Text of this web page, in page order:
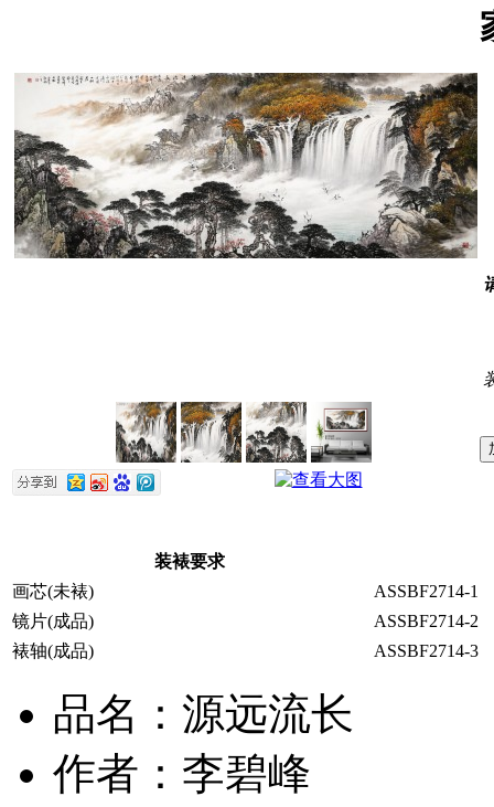
装裱要求
画芯(未裱)
ASSBF2714-1
镜片(成品)
ASSBF2714-2
裱轴(成品)
ASSBF2714-3
品名：源远流长
作者：李碧峰